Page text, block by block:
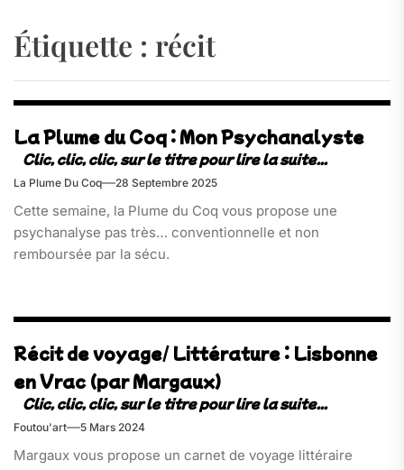
Étiquette : récit
La Plume du Coq : Mon Psychanalyste
La Plume Du Coq 28 Septembre 2025
Cette semaine, la Plume du Coq vous propose une
psychanalyse pas très… conventionnelle et non
remboursée par la sécu.
Récit de voyage/ Littérature : Lisbonne
en Vrac (par Margaux)
Foutou'art 5 Mars 2024
Margaux vous propose un carnet de voyage littéraire